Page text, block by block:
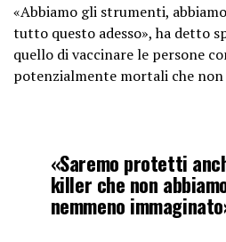
«Abbiamo gli strumenti,
tutto questo adesso», ha detto
quello di vaccinare le persone
potenzialmente mortali che non
«Saremo protetti
killer che non
nemmeno